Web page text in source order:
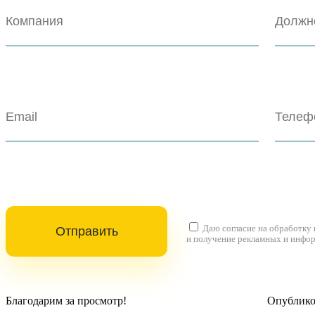
Даю согласие на обработку
и получение рекламных и
Благодарим за просмотр!